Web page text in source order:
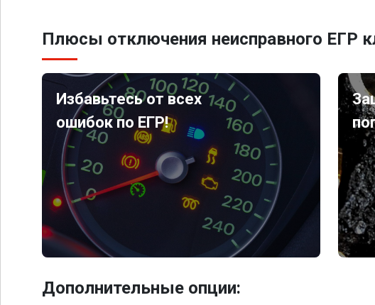
Плюсы отключения неисправного ЕГР
Избавьтесь от всех
ошибок по ЕГР!
Дополнительные опции: